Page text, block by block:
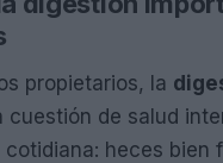
propietarios, la
cuestión de salud
cotidiana: heces bien